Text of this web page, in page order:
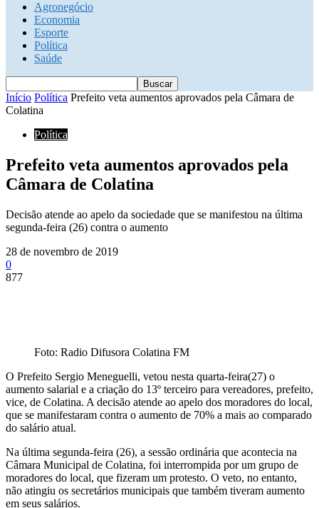
Agronegócio
Economia
Esporte
Política
Saúde
Início Política Prefeito veta aumentos aprovados pela Câmara de
Colatina
Política
Prefeito veta aumentos aprovados pela
Câmara de Colatina
Decisão atende ao apelo da sociedade que se manifestou na última
segunda-feira (26) contra o aumento
28 de novembro de 2019
0
877
Foto: Radio Difusora Colatina FM
O Prefeito Sergio Meneguelli, vetou nesta quarta-feira(27) o
aumento salarial e a criação do 13º terceiro para vereadores, prefeito,
vice, de Colatina. A decisão atende ao apelo dos moradores do local,
que se manifestaram contra o aumento de 70% a mais ao comparado
do salário atual.
Na última segunda-feira (26), a sessão ordinária que acontecia na
Câmara Municipal de Colatina, foi interrompida por um grupo de
moradores do local, que fizeram um protesto. O veto, no entanto,
não atingiu os secretários municipais que também tiveram aumento
em seus salários.